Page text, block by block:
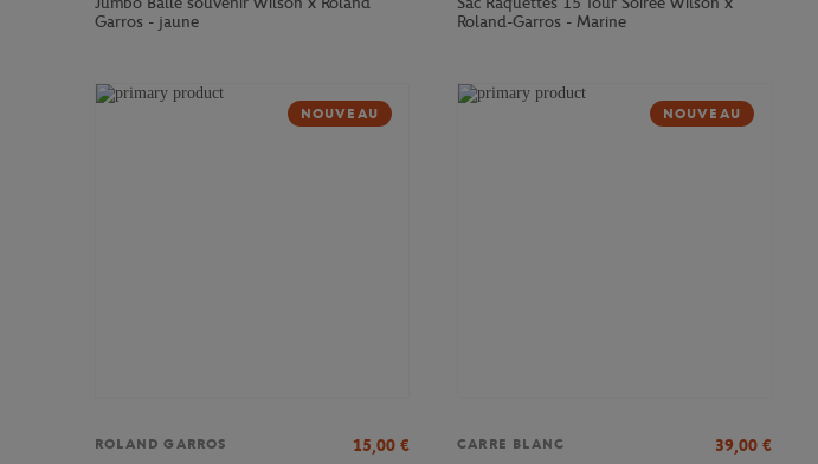
Garros - jaune
Roland-Garros - Marine
NOUVEAU
ROLAND GARROS 15,00 €
NOUVEAU
CARRE BLANC 39,00 €